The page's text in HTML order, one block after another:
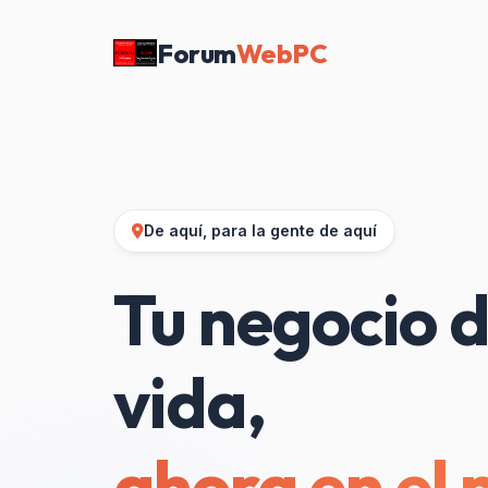
ForumWebPC
De aquí, para la gente de aquí
Tu negocio
vida,